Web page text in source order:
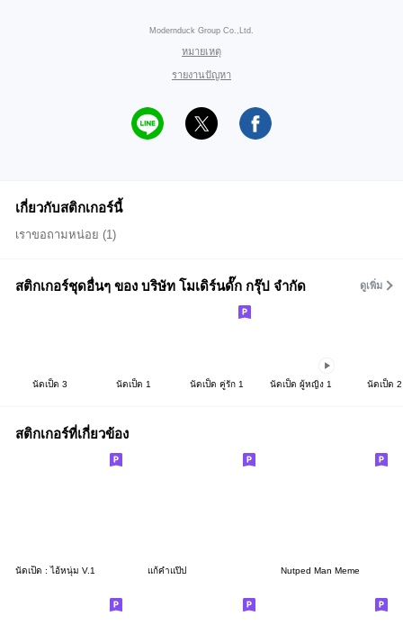
Modernduck Group Co.,Ltd.
หมายเหตุ
รายงานปัญหา
เกี่ยวกับสติกเกอร์นี้
เราขอถามหน่อย (1)
สติกเกอร์ชุดอื่นๆ ของ บริษัท โมเดิร์นดั๊ก กรุ๊ป จำกัด ดูเพิ่ม
นัดเป็ด 3 นัดเป็ด 1 นัดเป็ด คู่รัก 1 นัดเป็ด ผู้หญิง 1 นัดเป็ด 2
สติกเกอร์ที่เกี่ยวข้อง
นัดเป็ด : ไอ้หนุ่ม V.1 แก้คำแป๊ป Nutped Man Meme